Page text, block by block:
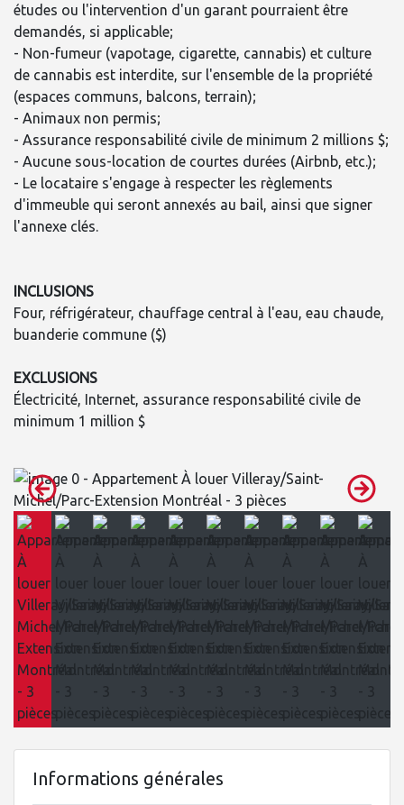
études ou l'intervention d'un garant pourraient être
demandés, si applicable;
- Non-fumeur (vapotage, cigarette, cannabis) et culture
de cannabis est interdite, sur l'ensemble de la propriété
(espaces communs, balcons, terrain);
- Animaux non permis;
- Assurance responsabilité civile de minimum 2 millions $;
- Aucune sous-location de courtes durées (Airbnb, etc.);
- Le locataire s'engage à respecter les règlements
d'immeuble qui seront annexés au bail, ainsi que signer
l'annexe clés.
INCLUSIONS
Four, réfrigérateur, chauffage central à l'eau, eau chaude,
buanderie commune ($)
EXCLUSIONS
Électricité, Internet, assurance responsabilité civile de
minimum 1 million $
Informations générales